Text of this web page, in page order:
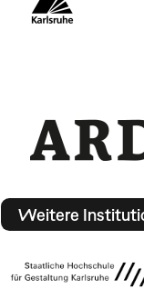
Weitere